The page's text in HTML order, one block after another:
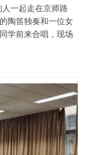
一起走在京师路
陶笛独奏和一位女
学前来合唱，现场